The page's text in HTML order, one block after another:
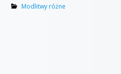
Modlitwy różne